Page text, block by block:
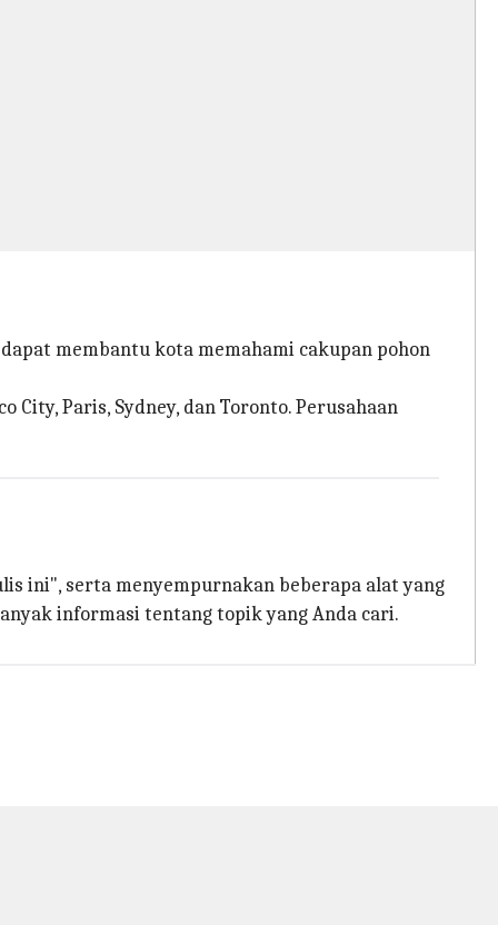
membantu kota memahami cakupan pohon
Paris, Sydney, dan Toronto. Perusahaan
ini", serta menyempurnakan beberapa alat yang
informasi tentang topik yang Anda cari.